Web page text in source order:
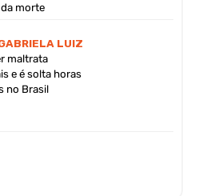
morte
LUIZ
maltrata
e é solta horas
no Brasil